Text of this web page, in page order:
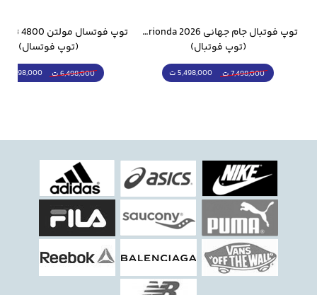
توپ فوتبال جام جهانی 2026 Trionda مشابه اورجینال
(توپ فوتبال)
7,498,000 ت 5,498,000 ت
(توپ فوتسال)
6,498,000 ت 5,298,000 ت